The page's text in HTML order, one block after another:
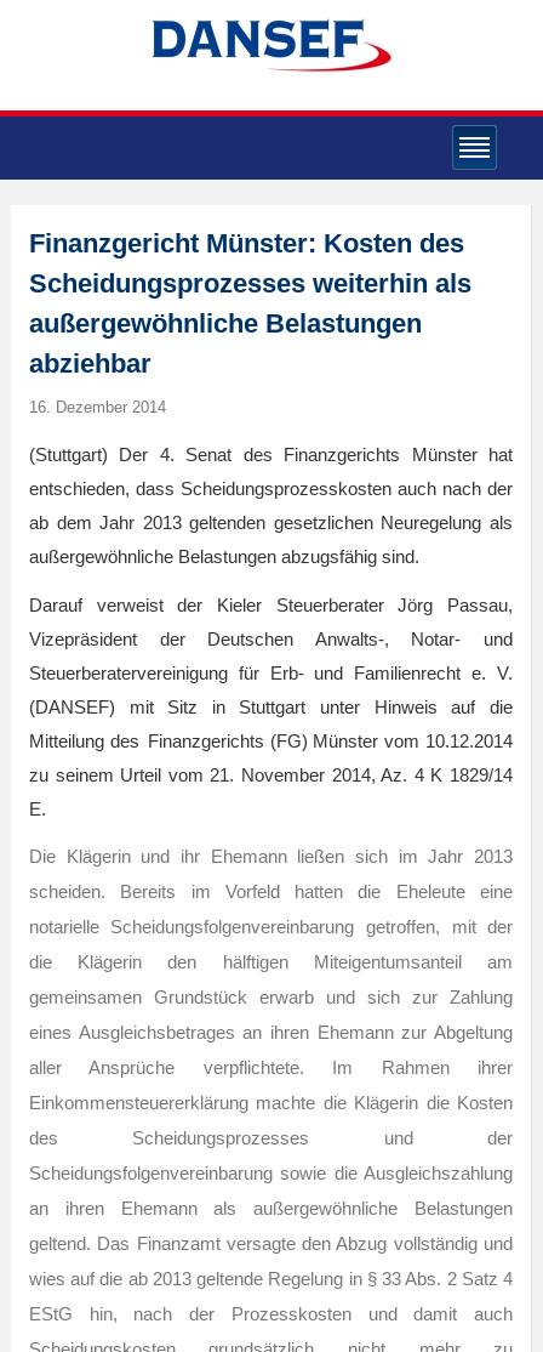
Finanzgericht Münster: Kosten des
Scheidungsprozesses weiterhin als
außergewöhnliche Belastungen
abziehbar
16. Dezember 2014
(Stuttgart) Der 4. Senat des Finanzgerichts Münster hat
entschieden, dass Scheidungsprozesskosten auch nach der
ab dem Jahr 2013 geltenden gesetzlichen Neuregelung als
außergewöhnliche Belastungen abzugsfähig sind.
Darauf verweist der Kieler Steuerberater Jörg Passau,
Vizepräsident der Deutschen Anwalts-, Notar- und
Steuerberatervereinigung für Erb- und Familienrecht e. V.
(DANSEF) mit Sitz in Stuttgart unter Hinweis auf die
Mitteilung des
Finanzgerichts (FG) Münster vom 10.12.2014
zu seinem Urteil vom 21. November 2014, Az. 4 K 1829/14
E.
Die Klägerin und ihr Ehemann ließen sich im Jahr 2013
scheiden. Bereits im Vorfeld hatten die Eheleute eine
notarielle Scheidungsfolgenvereinbarung getroffen, mit der
die Klägerin den hälftigen Miteigentumsanteil am
gemeinsamen Grundstück erwarb und sich zur Zahlung
eines Ausgleichsbetrages an ihren Ehemann zur Abgeltung
aller Ansprüche verpflichtete. Im Rahmen ihrer
Einkommensteuererklärung machte die Klägerin die Kosten
des Scheidungsprozesses und der
Scheidungsfolgenvereinbarung sowie die Ausgleichszahlung
an ihren Ehemann als außergewöhnliche Belastungen
geltend. Das Finanzamt versagte den Abzug vollständig und
wies auf die ab 2013 geltende Regelung in § 33 Abs. 2 Satz 4
EStG hin, nach der Prozesskosten und damit auch